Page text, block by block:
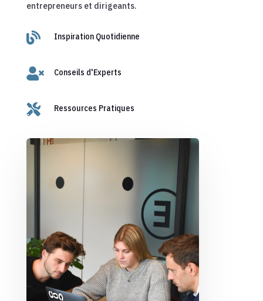
entrepreneurs et dirigeants.
 Inspiration Quotidienne
 Conseils d'Experts
 Ressources Pratiques